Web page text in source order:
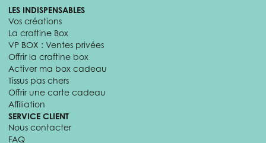
LES INDISPENSABLES
Vos créations
La craftine Box
VP BOX : Ventes privées
Offrir la craftine box
Activer ma box cadeau
Tissus pas chers
Offrir une carte cadeau
Affiliation
SERVICE CLIENT
Nous contacter
FAQ